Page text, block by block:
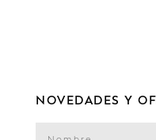
NOVEDADES Y